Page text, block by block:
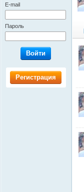
E-mail
Пароль
Войти
Регистрация